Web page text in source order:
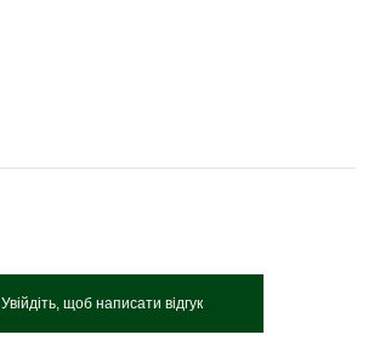
Увійдіть, щоб написати відгук